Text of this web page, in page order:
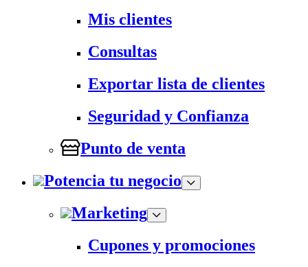
Mis clientes
Consultas
Exportar lista de clientes
Seguridad y Confianza
Punto de venta
Potencia tu negocio
Marketing
Cupones y promociones